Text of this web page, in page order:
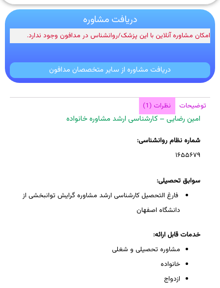
دریافت مشاوره
امکان مشاوره آنلاین با این پزشک/روانشناس در مدافون وجود ندارد.
دریافت مشاوره از سایر متخصصان مدافون
توضیحات نظرات (1)
امین رضایی – کارشناسی ارشد مشاوره خانواده
شماره نظام روانشناسی:
۱۶۵۵۶۷۹
سوابق تحصیلی:
فارغ التحصیل کارشناسی ارشد مشاوره گرایش توانبخشی از
دانشگاه اصفهان
خدمات قابل ارائه:
مشاوره تحصیلی و شغلی
خانواده
ازدواج